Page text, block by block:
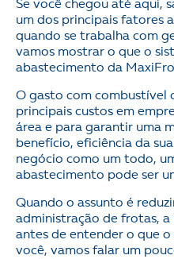
Se você chegou até aqui,
um dos principais fatores
quando se trabalha com
vamos mostrar o que o
abastecimento da
O gasto com combustível
principais custos em
área e para garantir uma
benefício, eficiência da
negócio como um todo,
abastecimento pode ser
Quando o assunto é
administração de frotas, a
antes de entender o que
você, vamos falar um